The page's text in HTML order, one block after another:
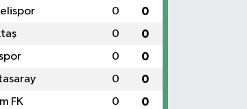
0 0
0 0
0 0
0 0
FK 0 0